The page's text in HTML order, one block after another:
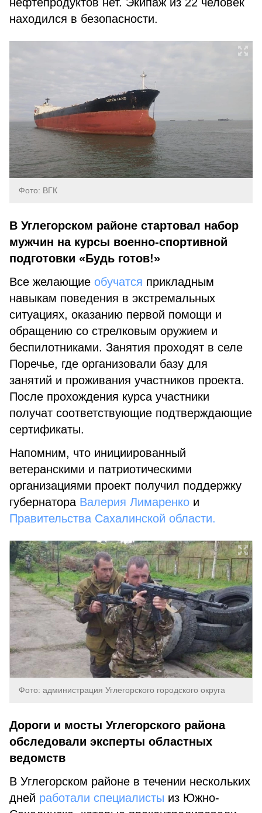
находился в безопасности.
Фото: ВГК
В Углегорском районе стартовал набор
мужчин на курсы военно-спортивной
подготовки «Будь готов!»
Все желающие обучатся прикладным
навыкам поведения в экстремальных
ситуациях, оказанию первой помощи и
обращению со стрелковым оружием и
беспилотниками. Занятия проходят в селе
Поречье, где организовали базу для
занятий и проживания участников проекта.
После прохождения курса участники
получат соответствующие подтверждающие
сертификаты.
Напомним, что инициированный
ветеранскими и патриотическими
организациями проект получил поддержку
губернатора Валерия Лимаренко и
Правительства Сахалинской области.
Фото: администрация Углегорского городского округа
Дороги и мосты Углегорского района
обследовали эксперты областных
ведомств
В Углегорском районе в течении нескольких
дней работали специалисты из Южно-